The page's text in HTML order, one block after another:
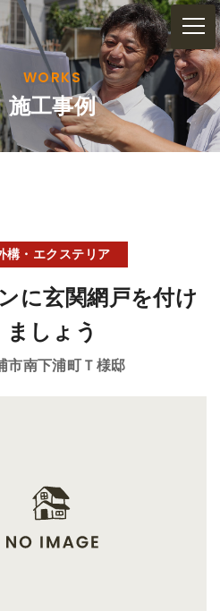
WORKS
施工事例
構・エクステリア
に玄関網戸を付け
ましょう
市南下浦町 Ｔ様邸